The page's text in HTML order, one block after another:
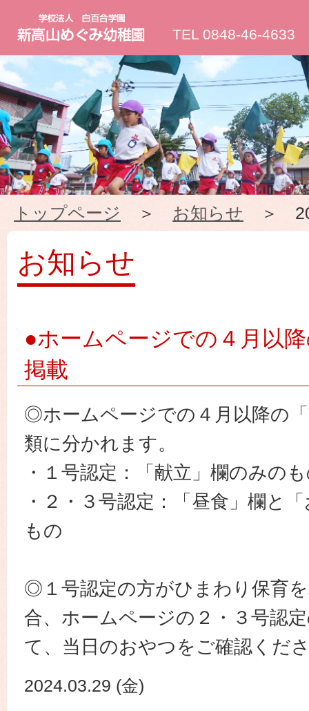
新
高
山
め
ぐ
み
園
TEL 0848-46-4633
トップページ ＞ お知らせ ＞
お知らせ
●ホームページでの４月以
掲載
◎ホームページでの４月以降の
類に分かれます。
・１号認定：「献立」欄のみの
・２・３号認定：「昼食」欄と
もの
◎１号認定の方がひまわり保育
合、ホームページの２・３号認
て、当日のおやつをご確認くだ
2024.03.29 (金)